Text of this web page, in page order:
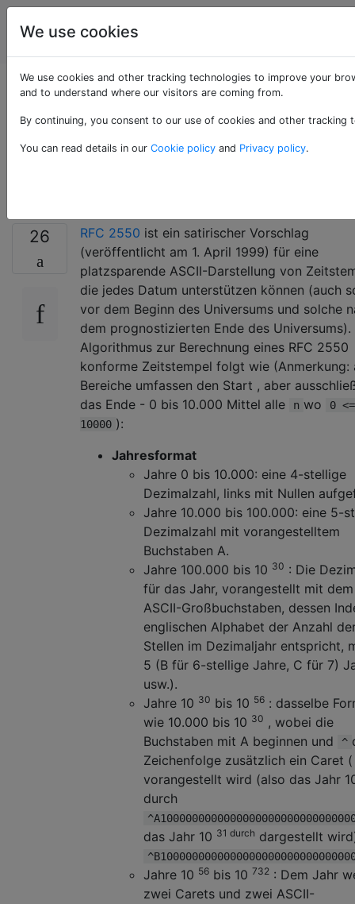
Programmierrätsel
& Code Golf
Berechnen Sie den
RFC 2550-
26 RFC 2550 ist ein satirischer Vorschlag
(veröffentlicht am 1. April 1999) für eine
platzsparende ASCII-Darstellung von
die jedes Datum unterstützen können (auch
vor dem Beginn des Universums und solche
dem prognostizierten Ende des Universums).
Algorithmus zur Berechnung eines RFC 2550
konforme Zeitstempel folgt wie (Anmerkung:
Bereiche umfassen den Start , aber
das Ende - 0 bis 10.000 Mittel alle
n wo
0
10000 ):
Jahresformat
Jahre 0 bis 10.000: eine 4-stellige
Dezimalzahl, links mit Nullen
Jahre 10.000 bis 100.000: eine 5-
Dezimalzahl mit vorangestelltem
Buchstaben A.
Jahre 100.000 bis 10 30 : Die
für das Jahr, vorangestellt mit dem
ASCII-Großbuchstaben, dessen
englischen Alphabet der Anzahl
Stellen im Dezimaljahr entspricht,
5 (B für 6-stellige Jahre, C für 7)
usw.).
Jahre 10 30 bis 10 56 : dasselbe
wie 10.000 bis 10 30 , wobei die
Buchstaben mit A beginnen und
^
Zeichenfolge zusätzlich ein Caret
vorangestellt wird (also das Jahr
durch
das Jahr 10 31 durch dargestellt
Jahre 10 56 bis 10 732 : Dem Jahr
zwei Carets und zwei ASCII-
We use cookies
We use cookies and other tracking technologies to improve your
and to understand where our visitors are coming from.
By continuing, you consent to our use of cookies and other
You can read details in our Cookie policy and Privacy policy.